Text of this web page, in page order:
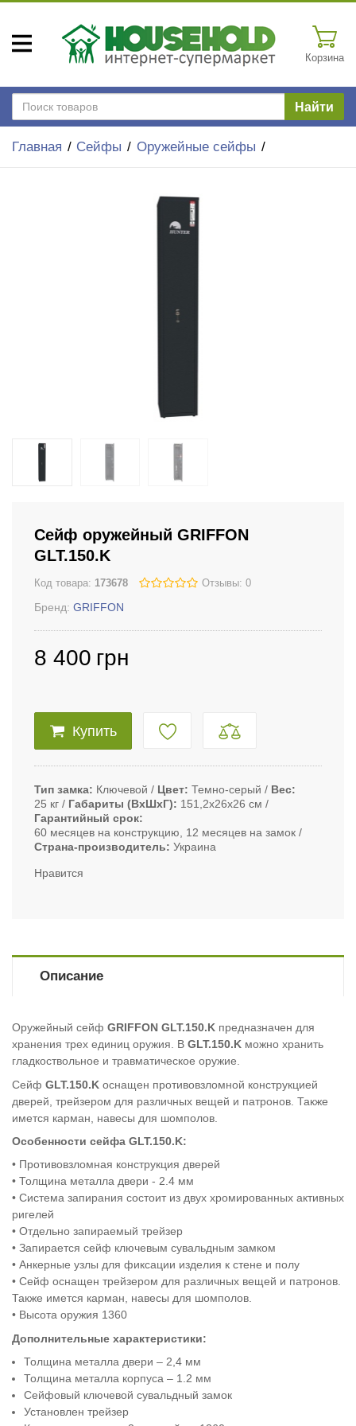
Корзина
Найти
Главная Сейфы Оружейные сейфы
Сейф оружейный GRIFFON
GLT.150.K
Код товара: 173678 Отзывы: 0
Бренд: GRIFFON
8 400 грн
Купить
Тип замка Ключевой Цвет Темно-серый
Вес
25 кг
Габариты (ВxШxГ)
151,2x26x26 см
Гарантийный срок
60 месяцев на конструкцию, 12 месяцев на замок
Страна-производитель
Украина
Нравится
Описание
Оружейный сейф GRIFFON GLT.150.K предназначен для
хранения трех единиц оружия. В GLT.150.K можно хранить
гладкоствольное и травматическое оружие.
Сейф GLT.150.K оснащен противовзломной конструкцией
дверей, трейзером для различных вещей и патронов. Также
имется карман, навесы для шомполов.
Особенности сейфа GLT.150.K:
• Противовзломная конструкция дверей
• Толщина металла двери - 2.4 мм
• Система запирания состоит из двух хромированных активных
ригелей
• Отдельно запираемый трейзер
• Запирается сейф ключевым сувальдным замком
• Анкерные узлы для фиксации изделия к стене и полу
• Сейф оснащен трейзером для различных вещей и патронов.
Также имется карман, навесы для шомполов.
• Высота оружия 1360
Дополнительные характеристики:
Толщина металла двери – 2,4 мм
Толщина металла корпуса – 1.2 мм
Сейфовый ключевой сувальдный замок
Установлен трейзер